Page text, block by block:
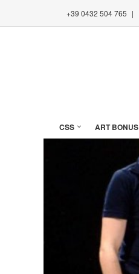
+39 0432 504 765 |
CSS ART BONUS